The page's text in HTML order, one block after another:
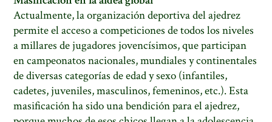
Actualmente, la organización deportiva del ajedrez
permite el acceso a competiciones de todos los niveles
a millares de jugadores jovencísimos, que participan
en campeonatos nacionales, mundiales y continentales
de diversas categorías de edad y sexo (infantiles,
cadetes, juveniles, masculinos, femeninos, etc.). Esta
masificación ha sido una bendición para el ajedrez,